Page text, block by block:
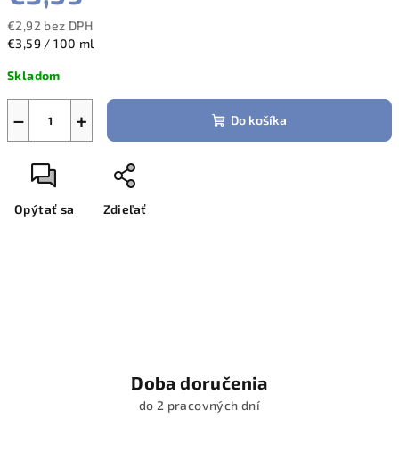
€2,92 bez DPH
Jednotková
€3,59 / 100 ml
Skladom
+
− Do košíka
Opýtať sa Zdieľať
Doba doručenia
do 2 pracovných dní